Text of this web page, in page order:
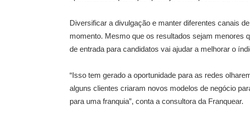
Diversificar a divulgação e manter diferentes canais
momento. Mesmo que os resultados sejam menores
de entrada para candidatos vai ajudar a melhorar o
“Isso tem gerado a oportunidade para as redes
alguns clientes criaram novos modelos de negócio
para uma franquia”, conta a consultora da Franquear.